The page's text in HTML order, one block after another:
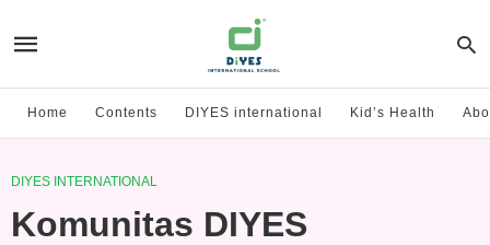
Home Contents DIYES international Kid’s Health
DIYES INTERNATIONAL
Komunitas DIYES